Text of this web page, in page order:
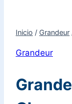
Inicio / Grandeur
Grandeur